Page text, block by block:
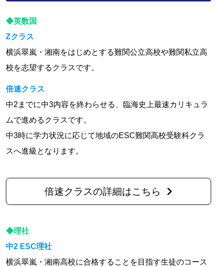
◆英数国
Zクラス
横浜翠嵐・湘南をはじめとする難関公立高校や難関私立高
校を志望するクラスです。
倍速クラス
中2までに中3内容を終わらせる、臨海史上最速カリキュラ
ムで進めるクラスです。
中3時に学力状況に応じて地域のESC難関高校受験科クラ
スへ進級となります。
倍速クラスの詳細はこちら
◆理社
中2 ESC理社
横浜翠嵐・湘南高校に合格することを目指す生徒のコース